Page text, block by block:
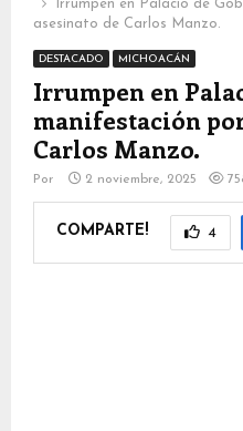
Irrumpen en Palacio de
asesinato de Carlos Manzo.
DESTACADO MICHOACÁN
Irrumpen en
manifestación
Carlos Manzo.
Por 2 noviembre, 2025
COMPARTE! 4